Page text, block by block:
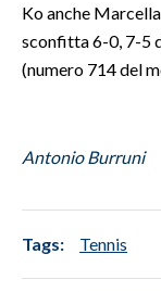
SALUTE
SARDEGNA
NOTIZIE
#CARAUNIONE
Ko anche
sconfitta 6-0, 7-5
(numero 714 del
Antonio Burruni
Tags: Tennis